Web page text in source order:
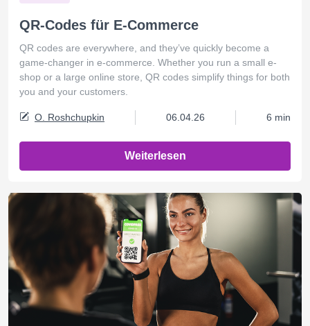
QR-Codes für E-Commerce
QR codes are everywhere, and they’ve quickly become a
game-changer in e-commerce. Whether you run a small e-
shop or a large online store, QR codes simplify things for both
you and your customers.
O. Roshchupkin 06.04.26 6 min
Weiterlesen